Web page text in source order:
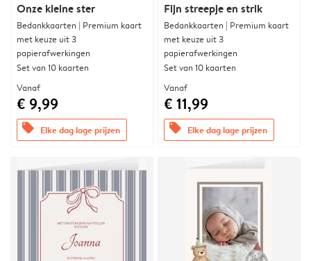
Onze kleine ster
Bedankkaarten | Premium kaart
met keuze uit 3
papierafwerkingen
Set van 10 kaarten
Vanaf
€ 9,99
offers Elke dag lage prijzen
Fijn streepje en strik
Bedankkaarten | Premium kaart
met keuze uit 3
papierafwerkingen
Set van 10 kaarten
Vanaf
€ 11,99
offers Elke dag lage prijzen